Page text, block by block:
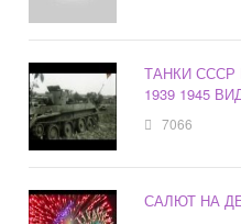
ТАНКИ
1939 1945
7066
САЛЮТ НА